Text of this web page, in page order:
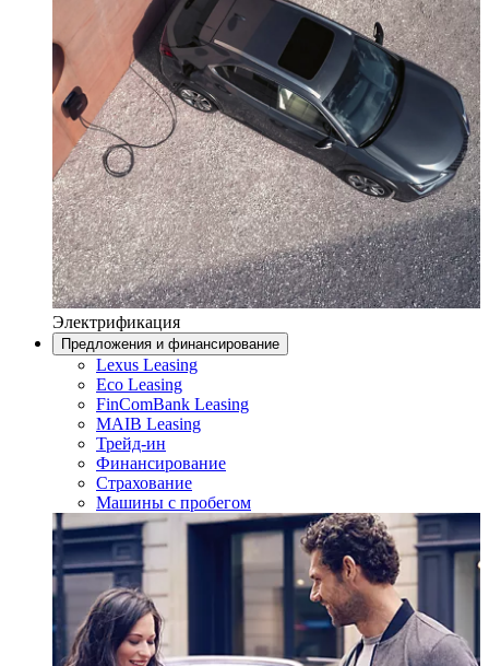
Электрификация
Предложения и финансирование
Lexus Leasing
Eco Leasing
FinComBank Leasing
MAIB Leasing
Трейд-ин
Финансирование
Страхование
Машины с пробегом